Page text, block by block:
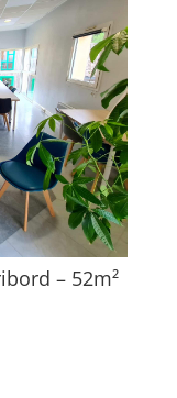
– 52m²